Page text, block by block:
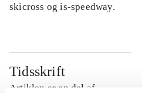
skicross og is-speedway.
Tidsskrift
Artiklen er en del af